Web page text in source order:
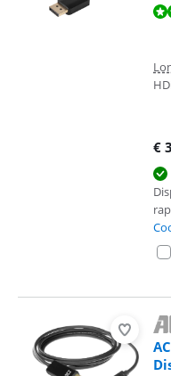
La note est de 9,0 sur 10,
€